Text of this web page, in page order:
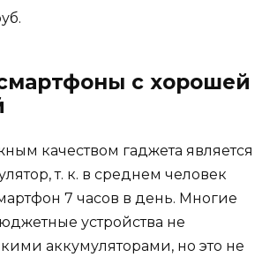
с хорошей
качеством гаджета является
т. к. в среднем человек
7 часов в день. Многие
устройства не
аккумуляторами, но это не